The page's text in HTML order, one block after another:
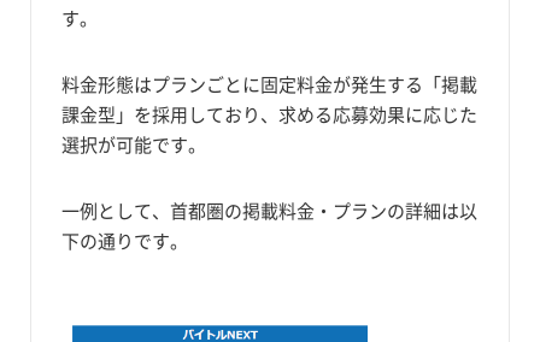
す。
料金形態はプランごとに固定料金が発生する「掲載
課金型」を採用しており、求める応募効果に応じた
選択が可能です。
一例として、首都圏の掲載料金・プランの詳細は以
下の通りです。